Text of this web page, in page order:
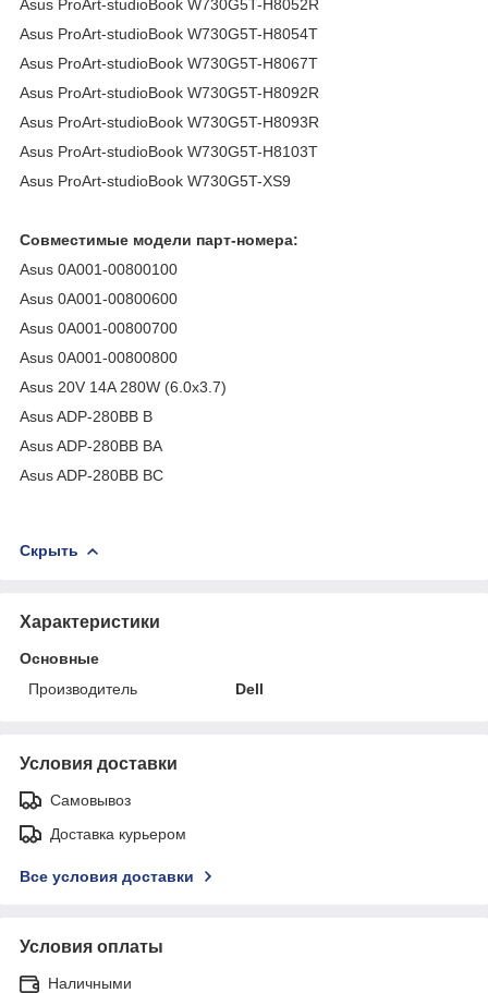
Asus ProArt-studioBook W730G5T-H8052R
Asus ProArt-studioBook W730G5T-H8054T
Asus ProArt-studioBook W730G5T-H8067T
Asus ProArt-studioBook W730G5T-H8092R
Asus ProArt-studioBook W730G5T-H8093R
Asus ProArt-studioBook W730G5T-H8103T
Asus ProArt-studioBook W730G5T-XS9
Совместимые модели парт-номера:
Asus 0A001-00800100
Asus 0A001-00800600
Asus 0A001-00800700
Asus 0A001-00800800
Asus 20V 14A 280W (6.0x3.7)
Asus ADP-280BB B
Asus ADP-280BB BA
Asus ADP-280BB BC
Скрыть
Характеристики
Основные
Производитель
Dell
Условия доставки
Самовывоз
Доставка курьером
Все условия доставки
Условия оплаты
Наличными